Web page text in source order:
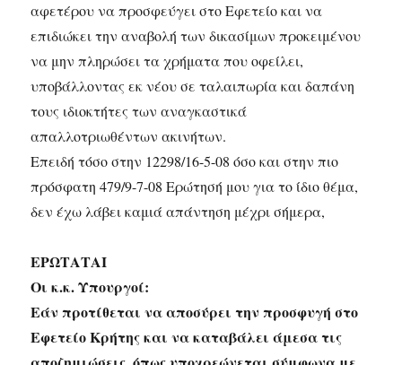
αφετέρου να προσφεύγει στο Εφετείο και να
επιδιώκει την αναβολή των δικασίμων προκειμένου
να μην πληρώσει τα χρήματα που οφείλει,
υποβάλλοντας εκ νέου σε ταλαιπωρία και δαπάνη
τους ιδιοκτήτες των αναγκαστικά
απαλλοτριωθέντων ακινήτων.
Επειδή τόσο στην 12298/16-5-08 όσο και στην πιο
πρόσφατη 479/9-7-08 Ερώτησή μου για το ίδιο θέμα,
δεν έχω λάβει καμιά απάντηση μέχρι σήμερα,
ΕΡΩΤΑΤΑΙ
Οι κ.κ. Υπουργοί:
Εάν προτίθεται να αποσύρει την προσφυγή στο
Εφετείο Κρήτης και να καταβάλει άμεσα τις